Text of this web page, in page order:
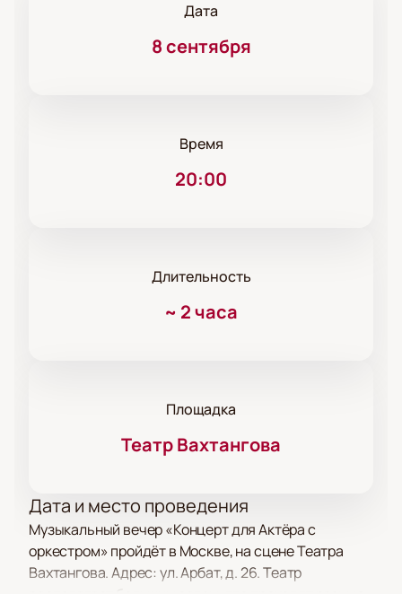
Дата
8 сентября
Время
20:00
Длительность
~ 2 часа
Площадка
Театр Вахтангова
Дата и место проведения
Музыкальный вечер «Концерт для Актёра с
оркестром» пройдёт в Москве, на сцене Театра
Вахтангова. Адрес: ул. Арбат, д. 26. Театр